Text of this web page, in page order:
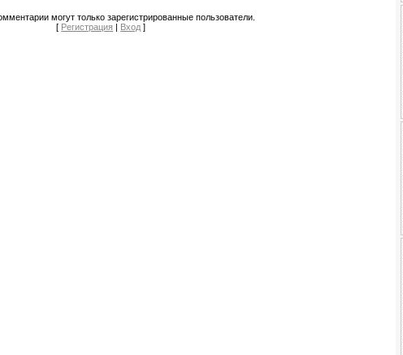
могут только зарегистрированные пользователи.
[ Регистрация | Вход ]